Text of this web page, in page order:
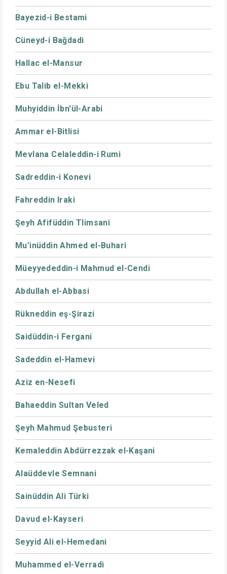
Bayezid-i Bestami
Cüneyd-i Bağdadi
Hallac el-Mansur
Ebu Talib el-Mekki
Muhyiddin İbn'ül-Arabi
Ammar el-Bitlisi
Mevlana Celaleddin-i Rumi
Sadreddin-i Konevi
Fahreddin Iraki
Şeyh Afifüddin Tlimsani
Mu'inüddin Ahmed el-Buhari
Müeyyededdin-i Mahmud el-Cendi
Abdullah el-Abbasi
Rükneddin eş-Şirazi
Saidüddin-i Fergani
Sadeddin el-Hamevi
Aziz en-Nesefi
Bahaeddin Sultan Veled
Şeyh Mahmud Şebusteri
Kemaleddin Abdürrezzak el-Kaşani
Alaüddevle Semnani
Sainüddin Ali Türki
Davud el-Kayseri
Seyyid Ali el-Hemedani
Muhammed el-Verradi